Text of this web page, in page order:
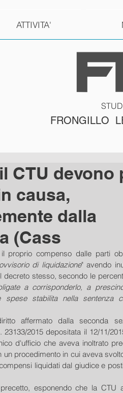
ATTIVITA'
FRONGILLO
CTU devono
causa,
dalla
(Cass
proprio compenso dalle parti
di liquidazione" avendo
decreto stesso, secondo le
a corrisponderlo, a
spese stabilita nella sentenza
affermato dalla seconda
2015 depositata il 12/11/
d'ufficio che aveva inoltrato
un procedimento in cui aveva
liquidati dal giudice e
esponendo che la CTU